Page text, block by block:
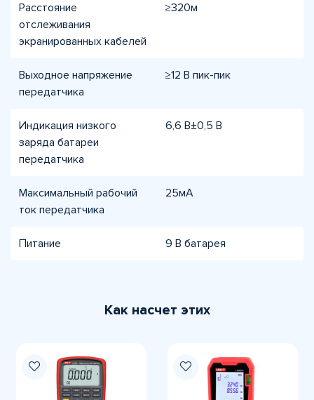
Расстояние
отслеживания
экранированных кабелей
≥320м
Выходное напряжение
передатчика
≥12 В пик-пик
Индикация низкого
заряда батареи
передатчика
6,6 В±0,5 В
Максимальный рабочий
ток передатчика
25мА
Питание 9 В батарея
Как насчет этих